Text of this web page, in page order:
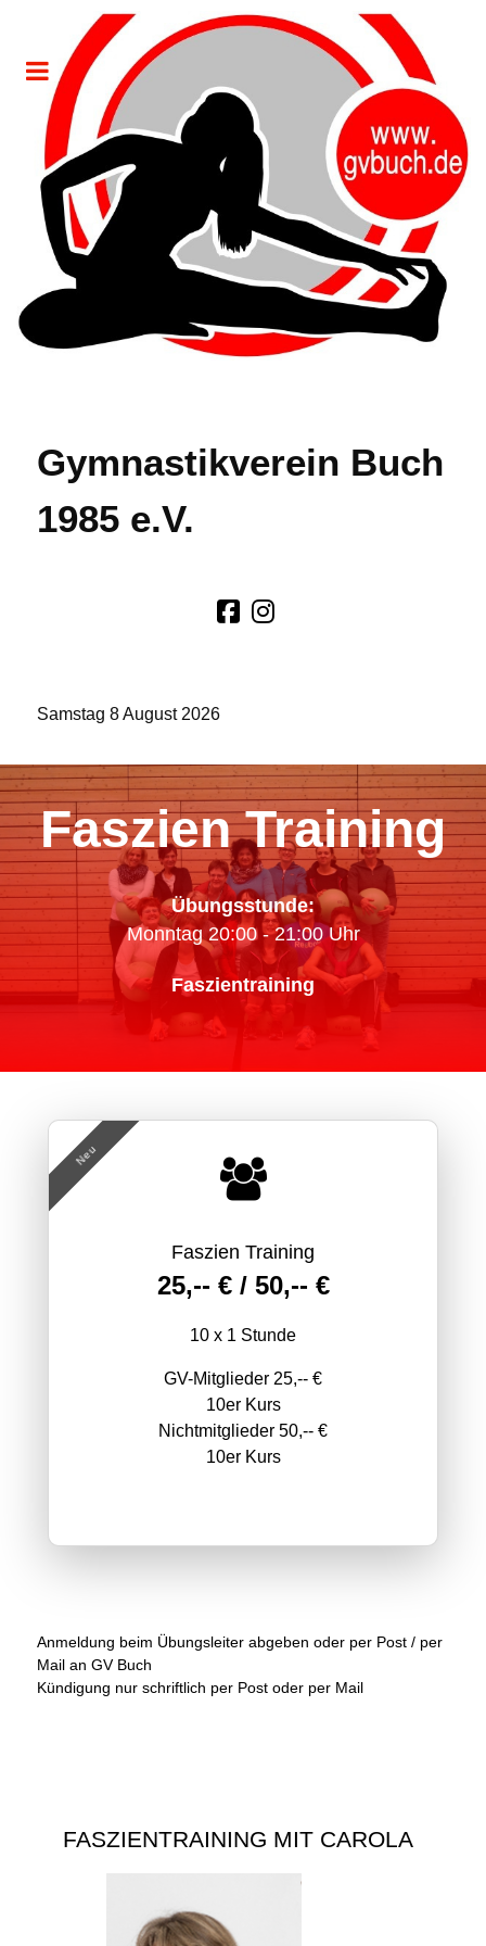
Gymnastikverein Buch
1985 e.V.
Samstag 8 August 2026
Faszien Training
Übungsstunde:
Monntag 20:00 - 21:00 Uhr
Faszientraining
Neu
Faszien Training
25,-- € / 50,-- €
10 x 1 Stunde
GV-Mitglieder 25,-- €
10er Kurs
Nichtmitglieder 50,-- €
10er Kurs
Anmeldung beim Übungsleiter abgeben oder per Post / per
Mail an GV Buch
Kündigung nur schriftlich per Post oder per Mail
FASZIENTRAINING MIT CAROLA